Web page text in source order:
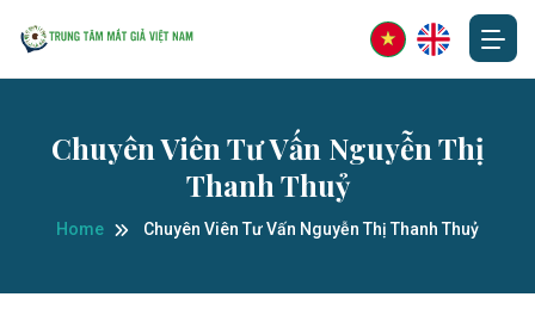
Chuyên Viên Tư Vấn Nguyễn Thị
Thanh Thuỷ
Home Chuyên Viên Tư Vấn Nguyễn Thị Thanh Thuỷ